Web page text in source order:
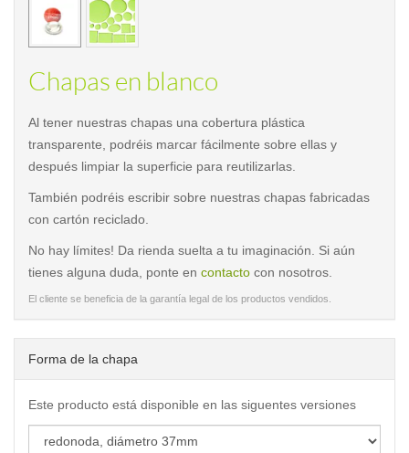
Chapas en blanco
Al tener nuestras chapas una cobertura plástica
transparente, podréis marcar fácilmente sobre ellas y
después limpiar la superficie para reutilizarlas.
También podréis escribir sobre nuestras chapas fabricadas
con cartón reciclado.
No hay límites! Da rienda suelta a tu imaginación. Si aún
tienes alguna duda, ponte en contacto con nosotros.
El cliente se beneficia de la garantía legal de los productos vendidos.
Forma de la chapa
Este producto está disponible en las siguentes versiones